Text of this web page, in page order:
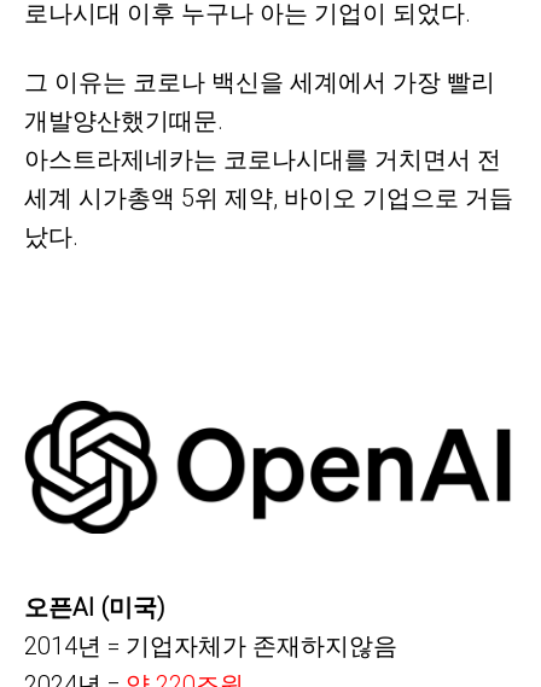
로나시대 이후 누구나 아는 기업이 되었다.
그 이유는 코로나 백신을 세계에서 가장 빨리
개발양산했기때문.
아스트라제네카는 코로나시대를 거치면서 전
세계 시가총액 5위 제약, 바이오 기업으로 거듭
났다.
오픈AI (미국)
2014년 = 기업자체가 존재하지않음